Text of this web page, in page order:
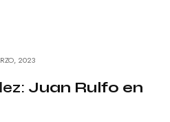
2023
Juan Rulfo en